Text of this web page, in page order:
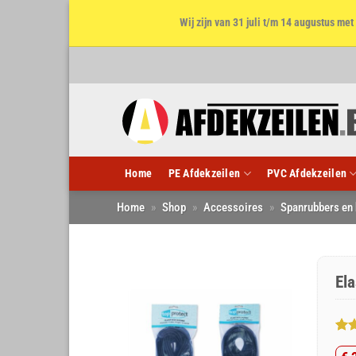
Wij zijn van 31 juli t/m 14 augustus
Home PE Afdekzeilen PVC Afdekzeilen
Home » Shop » Accessoires » Spanrubbers
2